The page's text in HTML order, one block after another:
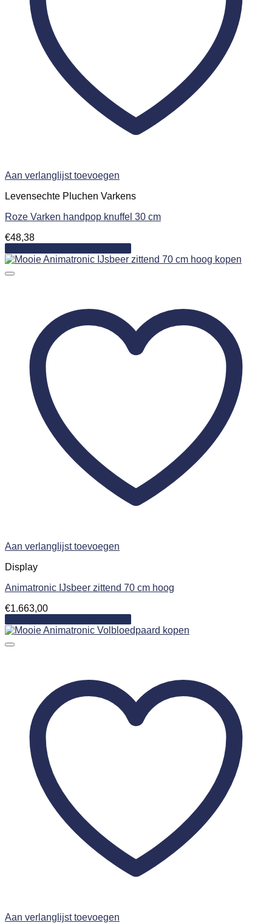
Aan verlanglijst toevoegen
Levensechte Pluchen Varkens
Roze Varken handpop knuffel 30 cm
€48,38
Aan verlanglijst toevoegen
Display
Animatronic IJsbeer zittend 70 cm hoog
€1.663,00
Aan verlanglijst toevoegen